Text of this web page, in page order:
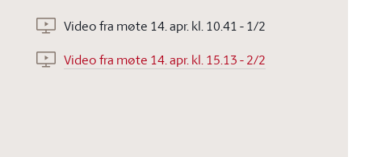
Video fra møte 14. apr. kl. 10.41 - 1/2
Video fra møte 14. apr. kl. 15.13 - 2/2